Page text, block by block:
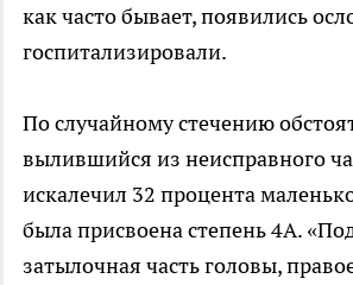
как часто бывает, появились
госпитализировали.
По случайному стечению
вылившийся из неисправного
искалечил 32 процента
была присвоена степень 4А.
затылочная часть головы,